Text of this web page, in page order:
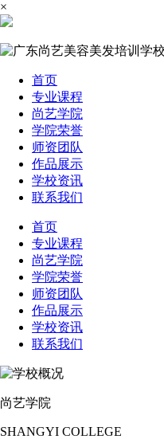
×
首页
专业课程
尚艺学院
学院荣誉
师资团队
作品展示
学校资讯
联系我们
首页
专业课程
尚艺学院
学院荣誉
师资团队
作品展示
学校资讯
联系我们
尚艺学院
SHANGYI COLLEGE